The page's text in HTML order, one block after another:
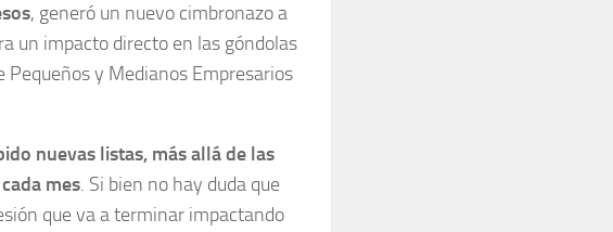
, generó un nuevo cimbronazo a
un impacto directo en las góndolas
Pequeños y Medianos Empresarios
nuevas listas, más allá de las
mes. Si bien no hay duda que
que va a terminar impactando